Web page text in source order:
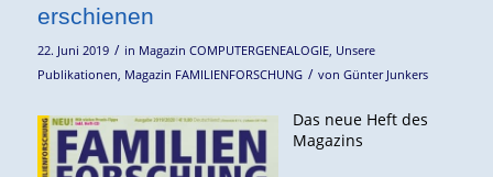
erschienen
22. Juni 2019 / in Magazin COMPUTERGENEALOGIE, Unsere
Publikationen, Magazin FAMILIENFORSCHUNG / von Günter Junkers
Das neue Heft des
Magazins